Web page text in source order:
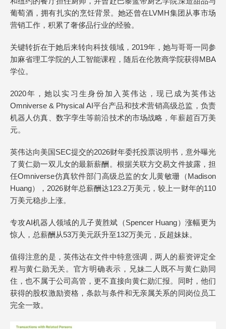
葡萄酒，拥有扎实的烹饪背景。她还曾在LVMH集团从事市场
营销工作，积累了奢侈品行业的经验。
关键转折在于她后来转向科技领域，2019年，她与哥哥一同参
加麻省理工学院的人工智能课程，随后在伦敦商学院获得MBA
学位。
2020年，她以实习生身份加入英伟达，现已成为英伟达
Omniverse & Physical AI平台产品和技术营销高级总监，负责
机器人仿真、数字孪生等前沿技术的市场战略，年薪超百万美
元。
英伟达向美国SEC提交的2026财年委托投票说明书，意外曝光
了黄仁勋一双儿女的最新薪酬。根据关联方交易文件披露，担
任Omniverse仿真软件部门高级总监的女儿黄敏珊（Madison
Huang），2026财年总薪酬达123.2万美元，较上一财年的110
万美元稳步上涨。
专攻AI机器人领域的儿子黄胜斌（Spencer Huang）涨幅更为
惊人，总薪酬从53万美元跃升至132万美元，反超妹妹。
值得注意的是，英伟达在文件中特意强调，两人的薪资评定全
程与黄仁勋无关。官方明确表示，兄妹二人既不与黄仁勋同
住，也不属于公司高管，更不直接向黄仁勋汇报。同时，他们
获得的股权激励资格，条款与条件和无亲属关系的同岗位员工
完全一致。